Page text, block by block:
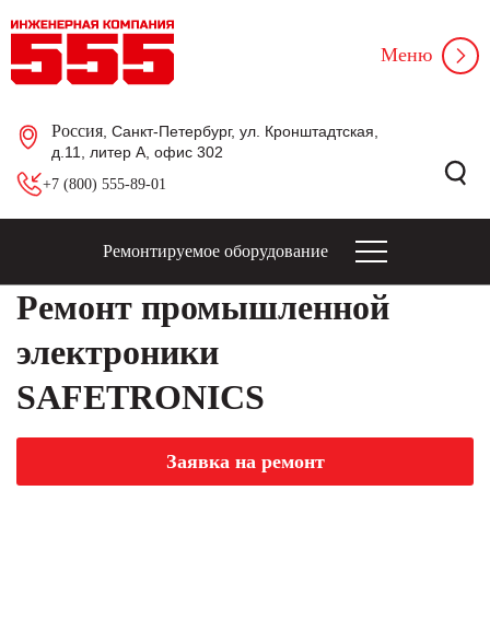
Россия , Санкт-Петербург, ул. Кронштадтская,
д.11, литер А, офис 302
+7 (800) 555-89-01
Меню
Ремонтируемое оборудование
Ремонт промышленной
электроники
SAFETRONICS
Заявка на ремонт